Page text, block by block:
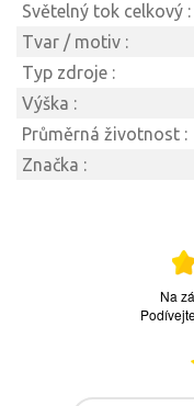
Světelný tok celkový :
Tvar / motiv :
Typ zdroje :
Výška :
Průměrná životnost :
Značka :